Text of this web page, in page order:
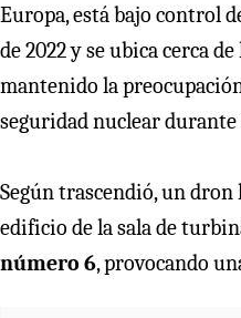
Europa, está bajo control
de 2022 y se ubica cerca
mantenido la
seguridad nuclear durante
Según trascendió, un
edificio de la sala de
número 6, provocando